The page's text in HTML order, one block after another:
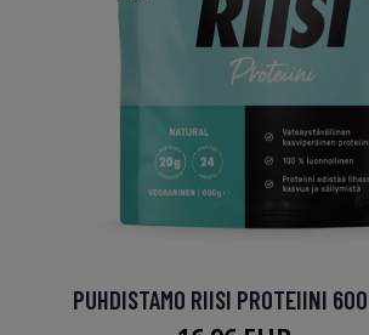
PUHDISTAMO RIISI PROTEIINI